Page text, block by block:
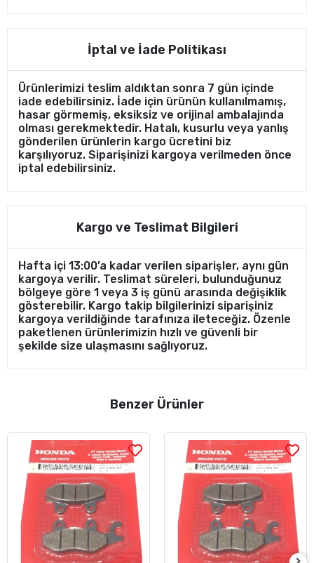
İptal ve İade Politikası
Ürünlerimizi teslim aldıktan sonra 7 gün içinde
iade edebilirsiniz. İade için ürünün kullanılmamış,
hasar görmemiş, eksiksiz ve orijinal ambalajında
olması gerekmektedir. Hatalı, kusurlu veya yanlış
gönderilen ürünlerin kargo ücretini biz
karşılıyoruz. Siparişinizi kargoya verilmeden önce
iptal edebilirsiniz.
Kargo ve Teslimat Bilgileri
Hafta içi 13:00’a kadar verilen siparişler, aynı gün
kargoya verilir. Teslimat süreleri, bulunduğunuz
bölgeye göre 1 veya 3 iş günü arasında değişiklik
gösterebilir. Kargo takip bilgilerinizi siparişiniz
kargoya verildiğinde tarafınıza ileteceğiz. Özenle
paketlenen ürünlerimizin hızlı ve güvenli bir
şekilde size ulaşmasını sağlıyoruz.
Benzer Ürünler